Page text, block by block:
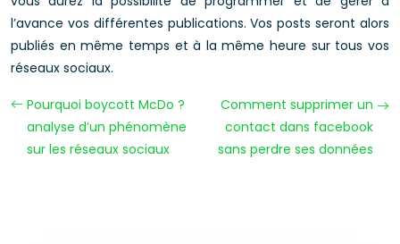
l’avance vos différentes publications. Vos posts seront alors
publiés en même temps et à la même heure sur tous vos
réseaux sociaux.
Pourquoi boycott McDo ?
analyse d’un phénomène
sur les réseaux sociaux
Comment supprimer un
contact dans facebook
sans perdre ses données